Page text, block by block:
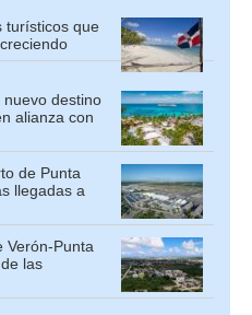
turísticos que
destino
alianza con
de Punta
llegadas a
Verón-Punta
las